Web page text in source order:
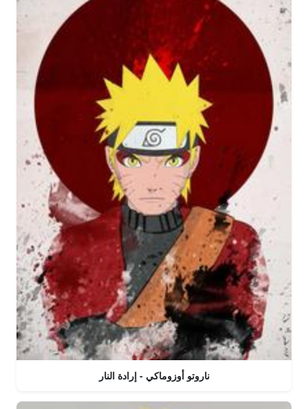
ناروتو أوزوماكي - إرادة النار